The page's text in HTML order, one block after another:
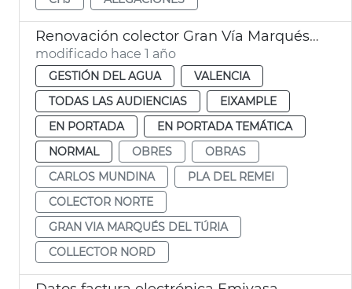
Renovación colector Gran Vía Marqués del Túria de València
modificado hace 1 año
GESTIÓN DEL AGUA
VALENCIA
TODAS LAS AUDIENCIAS
EIXAMPLE
EN PORTADA
EN PORTADA TEMÁTICA
NORMAL
OBRES
OBRAS
CARLOS MUNDINA
PLA DEL REMEI
COLECTOR NORTE
GRAN VIA MARQUÉS DEL TÚRIA
COLLECTOR NORD